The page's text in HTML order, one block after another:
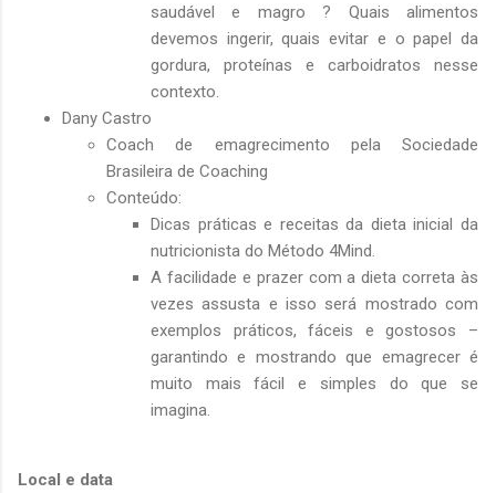
saudável e magro ? Quais alimentos
devemos ingerir, quais evitar e o papel da
gordura, proteínas e carboidratos nesse
contexto.
Dany Castro
Coach de emagrecimento pela Sociedade
Brasileira de Coaching
Conteúdo:
Dicas práticas e receitas da dieta inicial da
nutricionista do Método 4Mind.
A facilidade e prazer com a dieta correta às
vezes assusta e isso será mostrado com
exemplos práticos, fáceis e gostosos –
garantindo e mostrando que emagrecer é
muito mais fácil e simples do que se
imagina.
Local e data